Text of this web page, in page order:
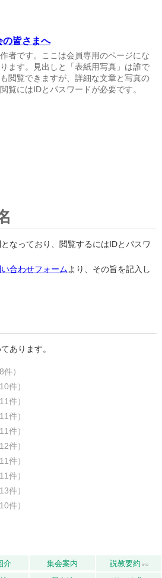
の皆さまへ
作者です。ここは会員専用のページにな
ります。見出しと「表紙用写真」は誰で
も閲覧できますが、詳細な文章と写真の
閲覧にはIDとパスワードが必要です。
なっており、閲覧するにはIDとパスワ
合わせフォームより、その旨を記入し
あります。
件）
件）
件）
件）
件）
件）
件）
件）
件）
件）
介 集会案内 説教要約 8/02